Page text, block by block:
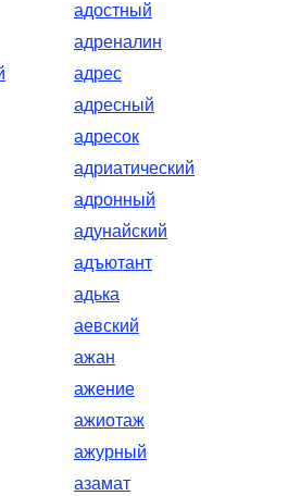
адостный
адреналин
адрес
адресный
адресок
адриатический
адронный
адунайский
адъютант
адька
аевский
ажан
ажение
ажиотаж
ажурный
азамат